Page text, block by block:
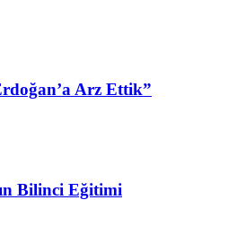
Arz Ettik”
Bilinci Eğitimi